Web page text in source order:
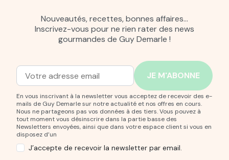
Nouveautés, recettes, bonnes affaires…
Inscrivez-vous pour ne rien rater des news
gourmandes de Guy Demarle !
Adresse mail
Entrez votre adresse mail pour vous abonner à notre
En vous inscrivant à la newsletter vous acceptez de recevoir des e-
mails de Guy Demarle sur notre actualité et nos offres en cours.
Nous ne partageons pas vos données à des tiers. Vous pouvez à
tout moment vous désinscrire dans la partie basse des
Newsletters envoyées, ainsi que dans votre espace client si vous en
disposez d’un
J’accepte de recevoir la newsletter par email.